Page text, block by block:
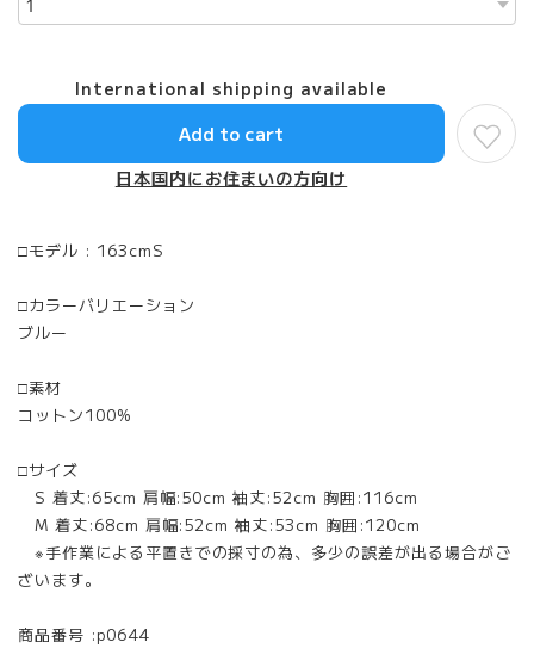
International shipping available
Add to cart
日本国内にお住まいの方向け
□モデル : 163cmS
□カラーバリエーション
ブルー
□素材
コットン100%
□サイズ
S 着丈:65cm 肩幅:50cm 袖丈:52cm 胸囲:116cm
M 着丈:68cm 肩幅:52cm 袖丈:53cm 胸囲:120cm
※手作業による平置きでの採寸の為、多少の誤差が出る場合がご
ざいます。
商品番号 :p0644